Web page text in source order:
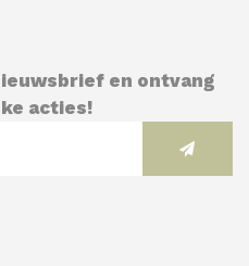
en ontvang
acties!